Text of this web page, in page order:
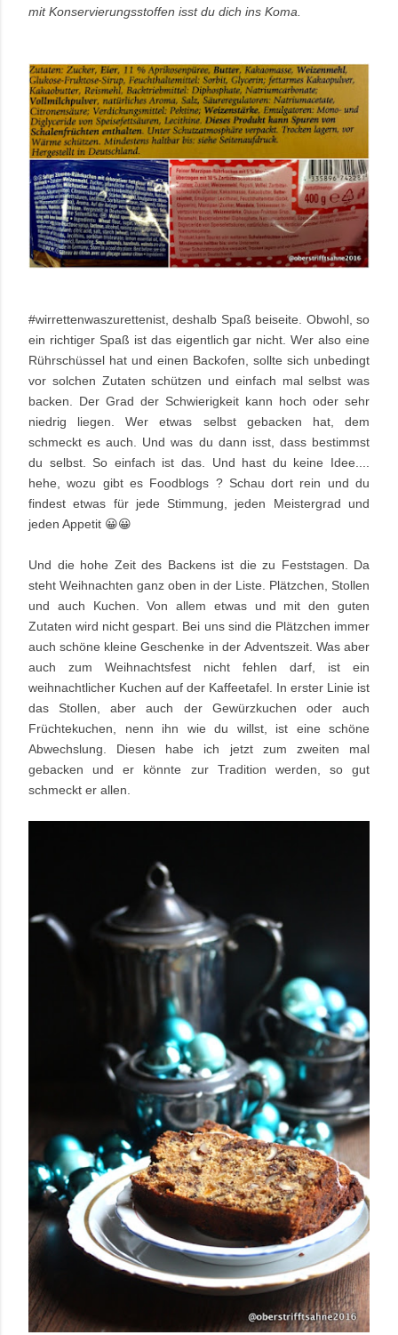
mit Konservierungsstoffen isst du dich ins Koma.
#wirrettenwaszurettenist, deshalb Spaß beiseite. Obwohl, so
ein richtiger Spaß ist das eigentlich gar nicht. Wer also eine
Rührschüssel hat und einen Backofen, sollte sich unbedingt
vor solchen Zutaten schützen und einfach mal selbst was
backen. Der Grad der Schwierigkeit kann hoch oder sehr
niedrig liegen. Wer etwas selbst gebacken hat, dem
schmeckt es auch. Und was du dann isst, dass bestimmst
du selbst. So einfach ist das. Und hast du keine Idee....
hehe, wozu gibt es Foodblogs ? Schau dort rein und du
findest etwas für jede Stimmung, jeden Meistergrad und
jeden Appetit 😀😀
Und die hohe Zeit des Backens ist die zu Feststagen. Da
steht Weihnachten ganz oben in der Liste. Plätzchen, Stollen
und auch Kuchen. Von allem etwas und mit den guten
Zutaten wird nicht gespart. Bei uns sind die Plätzchen immer
auch schöne kleine Geschenke in der Adventszeit. Was aber
auch zum Weihnachtsfest nicht fehlen darf, ist ein
weihnachtlicher Kuchen auf der Kaffeetafel. In erster Linie ist
das Stollen, aber auch der Gewürzkuchen oder auch
Früchtekuchen, nenn ihn wie du willst, ist eine schöne
Abwechslung. Diesen habe ich jetzt zum zweiten mal
gebacken und er könnte zur Tradition werden, so gut
schmeckt er allen.